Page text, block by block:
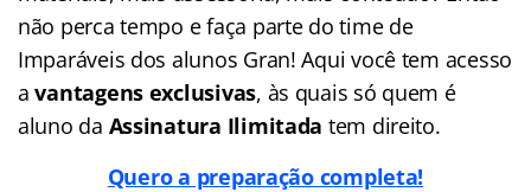
não perca tempo e faça parte do time de
Imparáveis dos alunos Gran! Aqui você tem acesso
avantagens exclusivas, às quais só quem é
aluno da Assinatura Ilimitada tem direito.
Quero a preparação completa!